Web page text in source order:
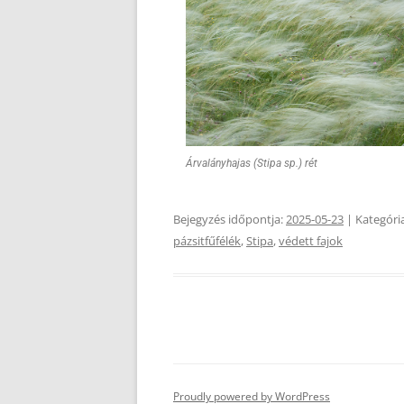
Árvalányhajas (Stipa sp.) rét
Bejegyzés időpontja:2025-05-23 |
pázsitfűfélék,Stipa,védett fajok
Proudly powered by WordPress